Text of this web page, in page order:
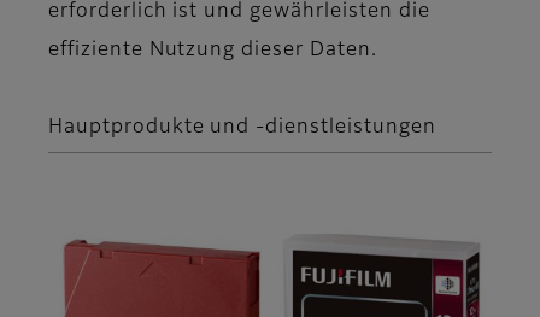
erforderlich ist und gewährleisten die
effiziente Nutzung dieser Daten.
Hauptprodukte und -dienstleistungen